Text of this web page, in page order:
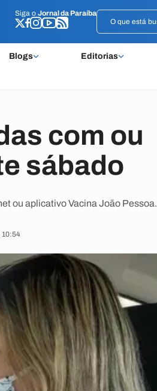
Siga o Jornal da Paraíba
Blogs Editorias
Siga o Jornal da Paraíba
com ou
sábado
ou aplicativo Vacina João Pessoa.
10:54